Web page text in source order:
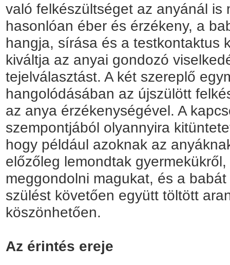
való felkészültséget az anyánál is
hasonlóan éber és érzékeny, a
hangja, sírása és a testkontaktus
kiváltja az anyai gondozó
tejelválasztást. A két szereplő
hangolódásában az újszülött
az anya érzékenységével. A
szempontjából olyannyira
hogy például azoknak az
előzőleg lemondtak
meggondolni magukat, és a
szülést követően együtt töltött
köszönhetően.
Az érintés ereje